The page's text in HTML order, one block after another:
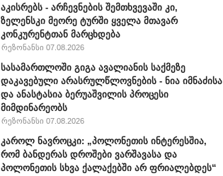
აკისრებს - არჩევნების შემთხვევაში კი,
ზელენსკი მეორე ტურში ყველა მთავარ
კონკურენტთან მარცხდება
რეზონანსი 07.08.2026
სასამართლოში გიგა ავალიანის საქმეზე
დაკავებული არასრულწლოვნების - ნია იმნაძისა
და ანასტასია ბერუაშვილის პროცესი
მიმდინარეობს
რეზონანსი 07.08.2026
კაროლ ნავროცკი: „პოლონეთის ინტერესშია,
რომ ბანდერას დროშები ვარშავასა და
პოლონეთის სხვა ქალაქებში არ ფრიალებდეს“